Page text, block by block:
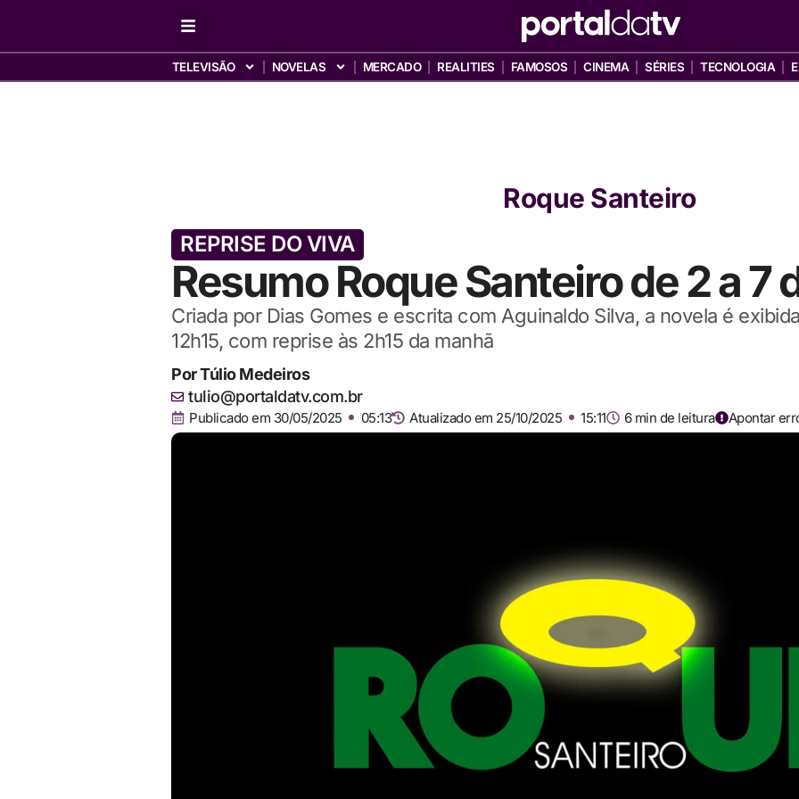
TELEVISÃO NOVELAS MERCADO REALITIES FAMOSOS CINEMA SÉRIES TECNOLOGIA
Roque Santeiro
REPRISE DO VIVA
Resumo Roque Santeiro de 2 a 7
Criada por Dias Gomes e escrita com Aguinaldo Silva, a novela é
12h15, com reprise às 2h15 da manhã
PorTúlio Medeiros
tulio@portaldatv.com.br
Publicado em 30/05/2025 05:13 Atualizado em 25/10/2025 15:11 6 min de leitura Apontar